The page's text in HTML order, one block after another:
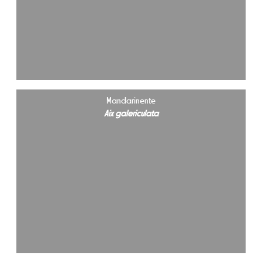
Mandarinente
Aix galericulata